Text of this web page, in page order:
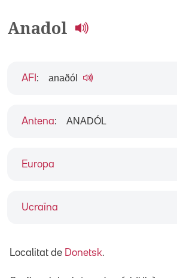
Anadol
Europa
Ucraïna
AFI : anaðól
Antena: ANADÓL
Localitat de Donetsk.